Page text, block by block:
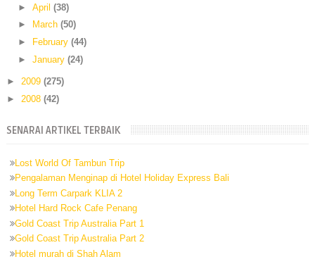
► April (38)
►
March (50)
►
February (44)
► January (24)
► 2009 (275)
► 2008 (42)
SENARAI ARTIKEL TERBAIK
Lost World Of Tambun Trip
Pengalaman Menginap di Hotel Holiday Express Bali
Long Term Carpark KLIA 2
Hotel Hard Rock Cafe Penang
Gold Coast Trip Australia Part 1
Gold Coast Trip Australia Part 2
Hotel murah di Shah Alam